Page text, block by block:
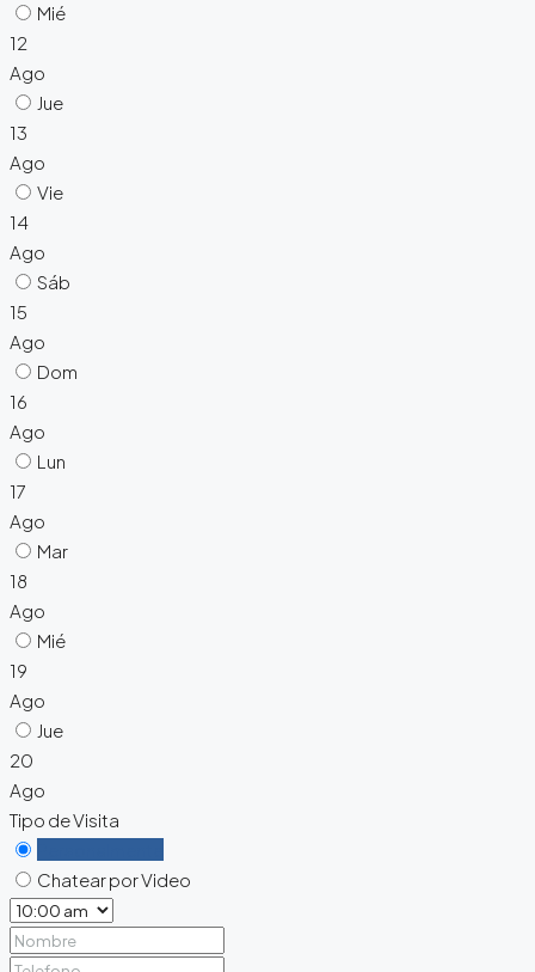
Mié
12
Ago
Jue
13
Ago
Vie
14
Ago
Sáb
15
Ago
Dom
16
Ago
Lun
17
Ago
Mar
18
Ago
Mié
19
Ago
Jue
20
Ago
Tipo de Visita
Chatear por Video